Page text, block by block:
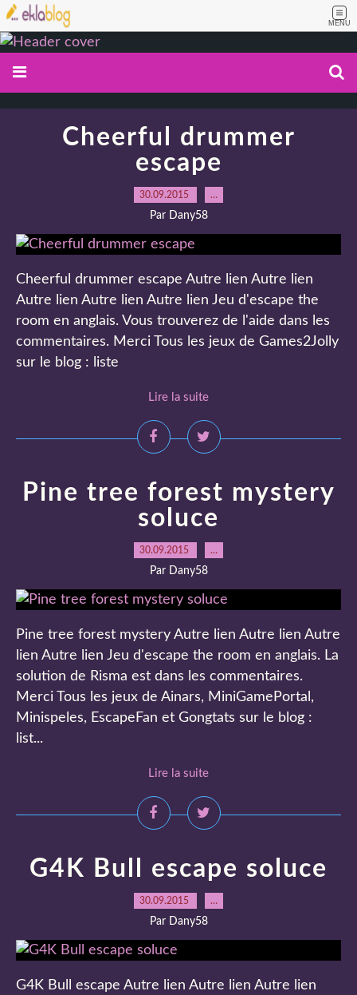
MENU
Cheerful drummer
escape
30.09.2015 …
Par Dany58
Cheerful drummer escape Autre lien Autre lien
Autre lien Autre lien Autre lien Jeu d'escape the
room en anglais. Vous trouverez de l'aide dans les
commentaires. Merci Tous les jeux de Games2Jolly
sur le blog : liste
Lire la suite
Pine tree forest mystery
soluce
30.09.2015 …
Par Dany58
Pine tree forest mystery Autre lien Autre lien Autre
lien Autre lien Jeu d'escape the room en anglais. La
solution de Risma est dans les commentaires.
Merci Tous les jeux de Ainars, MiniGamePortal,
Minispeles, EscapeFan et Gongtats sur le blog :
list...
Lire la suite
G4K Bull escape soluce
30.09.2015 …
Par Dany58
G4K Bull escape Autre lien Autre lien Autre lien